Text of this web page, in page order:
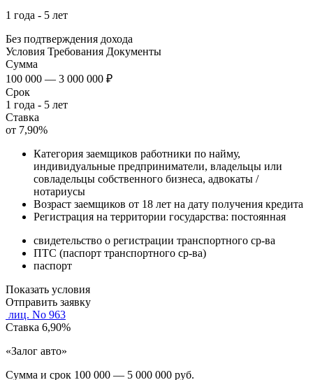
1 года - 5 лет
Без подтверждения дохода
Условия Требования Документы
Сумма
100 000 — 3 000 000 ₽
Срок
1 года - 5 лет
Ставка
от 7,90%
Категория заемщиков работники по найму,
индивидуальные предприниматели, владельцы или
совладельцы собственного бизнеса, адвокаты /
нотариусы
Возраст заемщиков от 18 лет на дату получения кредита
Регистрация на территории государства: постоянная
свидетельство о регистрации транспортного ср-ва
ПТС (паспорт транспортного ср-ва)
паспорт
Показать условия
Отправить заявку
лиц. No 963
Ставка 6,90%
«Залог авто»
Сумма и срок 100 000 — 5 000 000 руб.